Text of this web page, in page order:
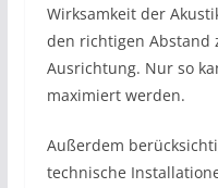
Wirksamkeit der
den richtigen Abstand
Ausrichtung. Nur so
maximiert werden.
Außerdem
technische